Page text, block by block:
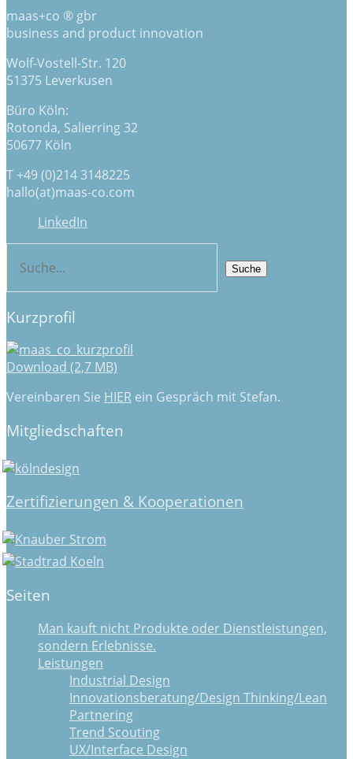
maas+co ® gbr
business and product innovation
Wolf-Vostell-Str. 120
51375 Leverkusen
Büro Köln:
Rotonda, Salierring 32
50677 Köln
T +49 (0)214 3148225
hallo(at)maas-co.com
LinkedIn
Kurzprofil
Download (2,7 MB)
Vereinbaren Sie HIER ein Gespräch mit Stefan.
Mitgliedschaften
Zertifizierungen & Kooperationen
Seiten
Man kauft nicht Produkte oder Dienstleistungen,
sondern Erlebnisse.
Leistungen
Industrial Design
Innovationsberatung/Design Thinking/Lean
Partnering
Trend Scouting
UX/Interface Design